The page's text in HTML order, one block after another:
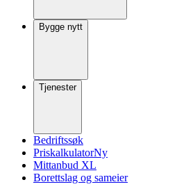
Bygge nytt
Tjenester
Bedriftssøk
PriskalkulatorNy
Mittanbud XL
Borettslag og sameier